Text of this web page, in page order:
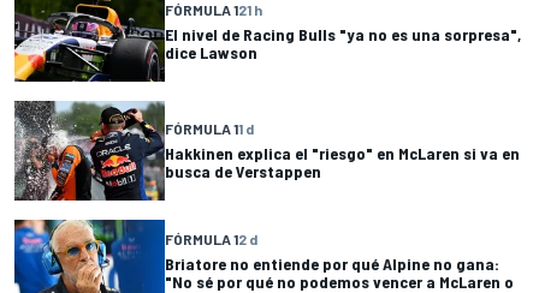
FÓRMULA 121 h
El nivel de Racing Bulls "ya no es una sorpresa",
dice Lawson
FÓRMULA 11 d
Hakkinen explica el "riesgo" en McLaren si va en
busca de Verstappen
FÓRMULA 12 d
Briatore no entiende por qué Alpine no gana:
"No sé por qué no podemos vencer a McLaren o